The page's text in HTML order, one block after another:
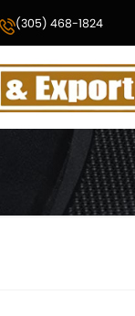
(305) 468-1824